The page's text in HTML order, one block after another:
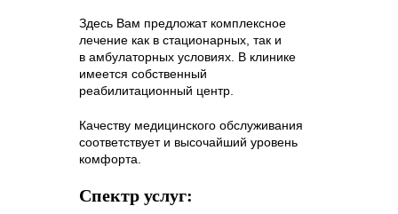
Здесь Вам предложат комплексное
лечение как в стационарных, так и
в амбулаторных условиях. В клинике
имеется собственный
реабилитационный центр.
Качеству медицинского обслуживания
соответствует и высочайший уровень
комфорта.
Cпектр услуг: